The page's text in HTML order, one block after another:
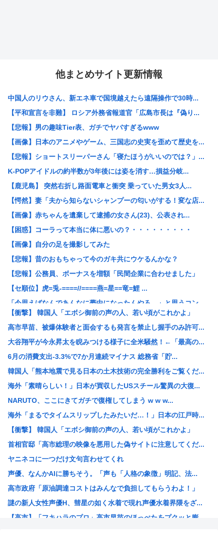
他まとめサイト更新情報
中国人のリウさん、新エネ車で国境越えたら遠隔操作で30時...
【平和宣言を非難】 ロシア外務省報道官「広島市長は『偽り...
【悲報】男の趣味Tier表、ガチでヤバすぎるwww
【画像】日本のアニメやゲーム、三国志の史実を歪めて歴史を...
【悲報】ショートスリーパーさん「寝たほうがいいのでは？」...
K-POPアイドルの約半数が3年後には姿を消す…損益分岐...
【鹿児島】 突然右折し路面電車と衝突 乗っていた男女3人...
【愕然】妻「夫から知らないシャンプーの匂いがする！変な店...
【画像】赤ちゃんを遺棄して逮捕の女さん(23)、公表され...
【困惑】コーラって本当に体に悪いの？・・・・・・・・・
【画像】自分の足を撮影してみた
【悲報】昔のおもちゃって今のガキ共にウケるんかな？
【悲報】公務員、ボーナスを増額「民間企業に合わせました」
【セ順位】虎=兎-====//====燕=星==竜=鯉 ...
「今思えばなんであんなに夢中になったんやろ…」と思うコン...
ワンピースの「世界に5種しかない飛行能力」ついに謎が判明...
【悲報】大阪で白昼堂々誘拐事件発生 www
国税 ギャンブル脱税パパ活etc..「こんなことでは国民...
【悲報】開示請求が届いた…
【九州名物】鶏刺し食べた医師、全身麻痺へ…「死んだほうが...
【悲報】思春期の娘に「キモッ」と言われたお父さん、グレる
京大病院、脳腫瘍摘出手術で誤って腫瘍の無い部位を摘出 脳...
【悲報】中居正広「俺が来たことは内緒だべ」極秘で熊本でボ...
【悲報】初の日本代表で出番なし、福田正博「使わないんだっ...
KDDI、楽天への回線貸し出し終了へ 都市部で9月末に
『この美人と結婚できる権利』が100万円だったらどっち選...
【画像】骨格ストレートな女さん、絶対に男受けが悪いカラダ...
日産e-power、無給油で1980km走行しギネス記録...
【画像】思わず保存したくなる「笑える画像・最高な画像」貼...
【衝撃】 韓国人「エボシ御前の声の人、若い頃がこれかよ」
高市早苗、被爆体験者と面会するも発言を禁止し握手のみ許可...
大谷翔平が今永昇太を睨みつける様子に全米騒然！←「最高の...
6月の消費支出-3.3%で7か月連続マイナス 総務省「貯...
韓国人「熊本地震で見る日本の土木技術の完全勝利をご覧くだ...
海外「素晴らしい！」日本が買収したUSスチール驚異の大復...
NARUTO、ここにきてガチで復権してしまう w w w...
海外「まるでタイムスリップしたみたいだ…！」日本の江戸時...
【衝撃】 韓国人「エボシ御前の声の人、若い頃がこれかよ」
首相官邸「高市総理の映像を悪用した偽サイトに注意してくだ...
ヤニネコに一つだけ文句言わせてくれ
声優、なんかAIに勝ちそう。「声も「人格の象徴」明記、法...
高市政府「原油調達コストはみんなで負担してもらうわよ！」
謎の新人女性声優H、彗星の如く水着で現れ声優水着界隈をざ...
【高市】「フキハラのプロ」高市早苗のほっぺたをプクッと膨...